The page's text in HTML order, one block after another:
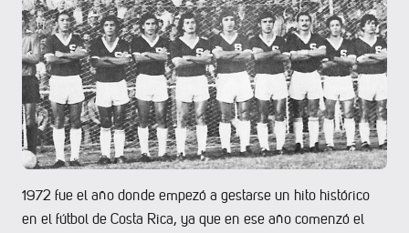
1972 fue el año donde empezó a gestarse un hito histórico
en el fútbol de Costa Rica, ya que en ese año comenzó el